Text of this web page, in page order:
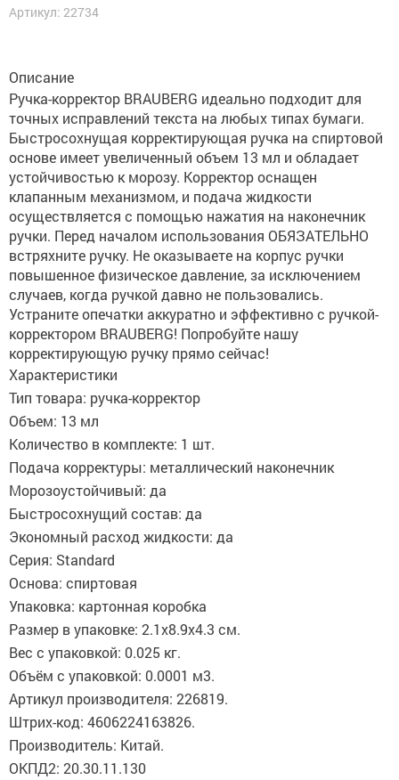
Артикул: 22734
Описание
Ручка-корректор BRAUBERG идеально подходит для
точных исправлений текста на любых типах бумаги.
Быстросохнущая корректирующая ручка на спиртовой
основе имеет увеличенный объем 13 мл и обладает
устойчивостью к морозу. Корректор оснащен
клапанным механизмом, и подача жидкости
осуществляется с помощью нажатия на наконечник
ручки. Перед началом использования ОБЯЗАТЕЛЬНО
встряхните ручку. Не оказываете на корпус ручки
повышенное физическое давление, за исключением
случаев, когда ручкой давно не пользовались.
Устраните опечатки аккуратно и эффективно с ручкой-
корректором BRAUBERG! Попробуйте нашу
корректирующую ручку прямо сейчас!
Характеристики
Тип товара: ручка-корректор
Объем: 13 мл
Количество в комплекте: 1 шт.
Подача корректуры: металлический наконечник
Морозоустойчивый: да
Быстросохнущий состав: да
Экономный расход жидкости: да
Серия: Standard
Основа: спиртовая
Упаковка: картонная коробка
Размер в упаковке: 2.1x8.9x4.3 см.
Вес с упаковкой: 0.025 кг.
Объём с упаковкой: 0.0001 м3.
Артикул производителя: 226819.
Штрих-код: 4606224163826.
Производитель: Китай.
ОКПД2: 20.30.11.130